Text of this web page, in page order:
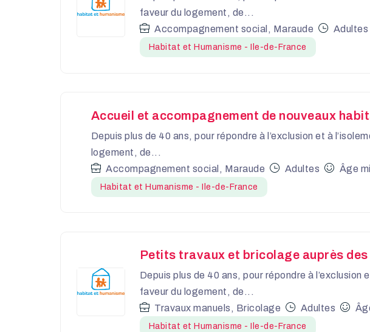
faveur du logement, de...
Accompagnement social, Maraude
Adultes
Habitat et Humanisme - Ile-de-France
Accueil et accompagnement de nouveaux
Depuis plus de 40 ans, pour répondre à l’exclusion et à
logement, de...
Accompagnement social, Maraude
Adultes Âge
Habitat et Humanisme - Ile-de-France
Petits travaux et bricolage auprès
Depuis plus de 40 ans, pour répondre à
faveur du logement, de...
Travaux manuels, Bricolage
Adultes
Habitat et Humanisme - Ile-de-France